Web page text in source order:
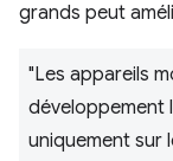
grands peut
"Les appareils
développement
uniquement sur